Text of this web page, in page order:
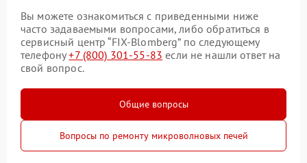
Вы можете ознакомиться с приведенными ниже
часто задаваемыми вопросами, либо обратиться в
сервисный центр “FIX-Blomberg” по следующему
телефону+7 (800) 301-55-83 если не нашли ответ на
свой вопрос.
Общие вопросы
Вопросы по ремонту микроволновых печей